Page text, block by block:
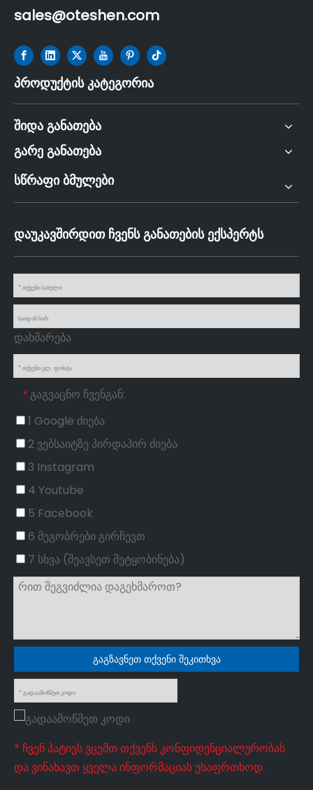
sales@oteshen.com
პროდუქტის კატეგორია
შიდა განათება
გარე განათება
სწრაფი ბმულები
დაუკავშირდით ჩვენს განათების ექსპერტს
დახმარება
* გაგვაცნო ჩვენგან:
1 Google ძიება
2 ვებსაიტზე პირდაპირ ძიება
3 Instagram
4 Youtube
5 Facebook
6 მეგობრები გირჩევთ
7 სხვა (შეავსეთ შეტყობინება)
გაგზავნეთ თქვენი შეკითხვა
* ჩვენ პატივს ვცემთ თქვენს კონფიდენციალურობას
და ვინახავთ ყველა ინფორმაციას უსაფრთხოდ.